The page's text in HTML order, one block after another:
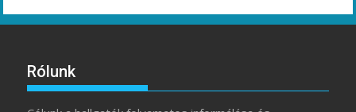
Rólunk